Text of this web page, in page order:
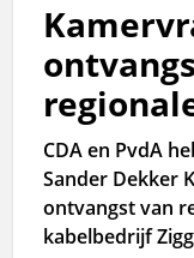
CDA en PvdA
Sander Dekker
ontvangst van
kabelbedrijf